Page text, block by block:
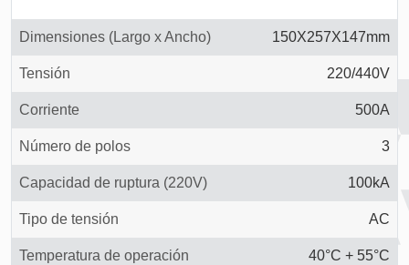
Dimensiones (Largo x Ancho) 150X257X147mm
Tensión 220/440V
Corriente 500A
Número de polos 3
Capacidad de ruptura (220V) 100kA
Tipo de tensión AC
Temperatura de operación 40°C + 55°C